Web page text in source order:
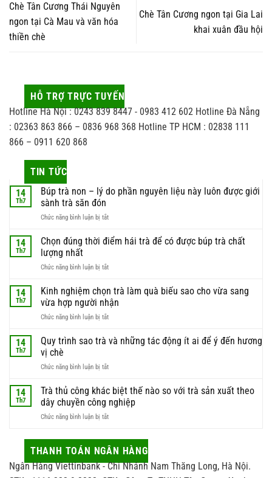
Chè Tân Cương Thái Nguyên
ngon tại Cà Mau và văn hóa
thiền chè
Chè Tân Cương ngon tại Gia Lai
khai xuân đầu hội
HỖ TRỢ TRỰC TUYẾN
Hotline Hà Nội : 0243 839 8447 - 0983 412 602 Hotline Đà Nẵng
: 02363 863 866 – 0836 968 368 Hotline TP HCM : 02838 111
866 – 0911 620 868
TIN TỨC
14
Th7
Búp trà non – lý do phần nguyên liệu này luôn được giới
sành trà săn đón
Chức năng bình luận bị tắtở
trà
lý
phần
nguyên
liệu
này
được
trà
đón
14
Th7
Chọn đúng thời điểm hái trà để có được búp trà chất
lượng nhất
Chức năng bình luận bị tắtở
đúng
thời
điểm
hái
để
búp
chất
lượng
14
Th7
Kinh nghiệm chọn trà làm quà biếu sao cho vừa sang
vừa hợp người nhận
Chức năng bình luận bị tắtở
nghiệm
làm
biếu
sao
cho
vừa
vừa
hợp
người
nhận
14
Th7
Quy trình sao trà và những tác động ít ai để ý đến hương
vị chè
Chức năng bình luận bị tắtở
trình
trà
và
tác
động
ai
14
Th7
Trà thủ công khác biệt thế nào so với trà sản xuất theo
dây chuyền công nghiệp
Chức năng bình luận bị tắtở
công
biệt
THANH TOÁN NGÂN HÀNG
Ngân Hàng Viettinbank - Chi Nhánh Nam Thăng Long, Hà Nội.